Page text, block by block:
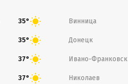
35° Винница
35° Донецк
37° Ивано-Франковск
37° Николаев